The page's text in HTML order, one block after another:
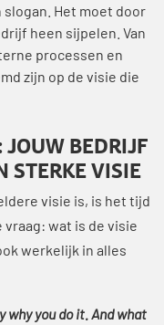
slogan. Het moet door
heen sijpelen. Van
processen en
zijn op de visie die
JOUW BEDRIJF
STERKE VISIE
visie is, is het tijd
vraag: wat is de visie
werkelijk in alles
why you do it. And what